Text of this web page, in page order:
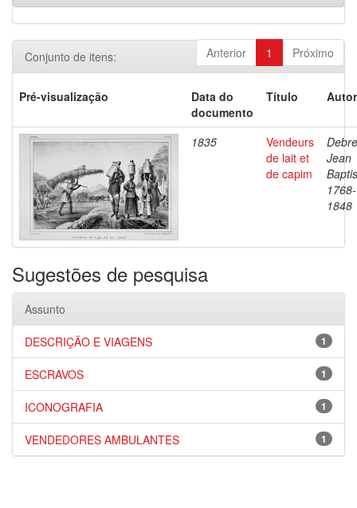
Anterior 1 Próximo
Conjunto de itens:
Pré-visualização
Data do
documento
Título
1835
Vendeurs
de lait et
de capim
Jean
1768-
1848
Sugestões de pesquisa
Assunto
1
DESCRIÇÃO E VIAGENS
1
ESCRAVOS
1
ICONOGRAFIA
1
VENDEDORES AMBULANTES